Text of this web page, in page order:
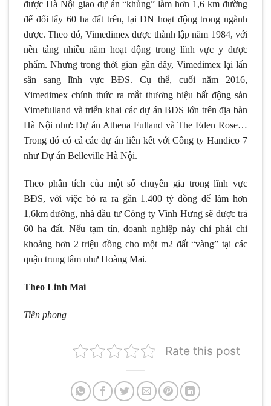
được Hà Nội giao dự án “khủng” làm hơn 1,6 km đường
để đổi lấy 60 ha đất trên, lại DN hoạt động trong ngành
dược. Theo đó, Vimedimex được thành lập năm 1984, với
nền tảng nhiều năm hoạt động trong lĩnh vực y dược
phẩm. Nhưng trong thời gian gần đây, Vimedimex lại lấn
sân sang lĩnh vực BĐS. Cụ thể, cuối năm 2016,
Vimedimex chính thức ra mắt thương hiệu bất động sản
Vimefulland và triển khai các dự án BĐS lớn trên địa bàn
Hà Nội như: Dự án Athena Fulland và The Eden Rose…
Trong đó có cả các dự án liên kết với Công ty Handico 7
như Dự án Belleville Hà Nội.
Theo phân tích của một số chuyên gia trong lĩnh vực
BĐS, với việc bỏ ra ra gần 1.400 tỷ đồng để làm hơn
1,6km đường, nhà đầu tư Công ty Vĩnh Hưng sẽ được trả
60 ha đất. Nếu tạm tín, doanh nghiệp này chỉ phải chi
khoảng hơn 2 triệu đồng cho một m2 đất “vàng” tại các
quận trung tâm như Hoàng Mai.
Theo Linh Mai
Tiền phong
Rate this post